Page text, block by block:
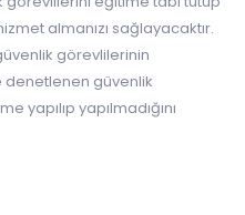
almanızı sağlayacaktır.
görevlilerinin
denetlenen güvenlik
yapılıp yapılmadığını